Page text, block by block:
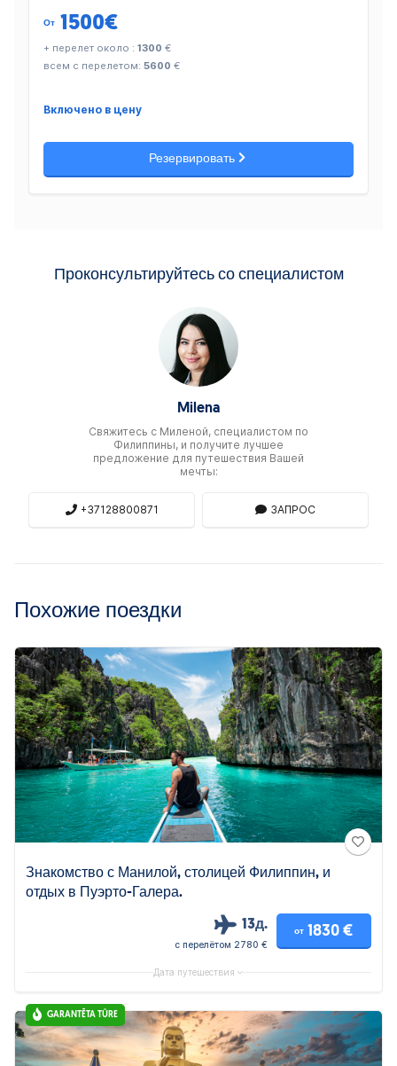
От 1500€
+ перелет около : 1300 €
всем с перелетом: 5600 €
Включено в цену
Резервировать
Проконсультируйтесь со специалистом
Milena
Свяжитесь c Миленой, специалистом по
Филиппины, и получите лучшее
предложение для путешествия Вашей
мечты:
+37128800871 ЗАПРОС
Похожие поездки
Знакомство с Манилой, столицей Филиппин, и
отдых в Пуэрто-Галера.
13д.
с перелётом 2780 €
от 1830 €
Дата путешествия
GARANTĒTA TŪRE